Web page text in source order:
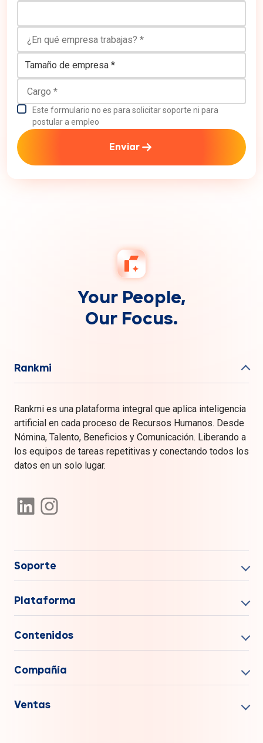
Este formulario no es para solicitar soporte ni para
postular a empleo
Enviar
Your People,
Our Focus.
Rankmi
Rankmi es una plataforma integral que aplica inteligencia
artificial en cada proceso de Recursos Humanos. Desde
Nómina, Talento, Beneficios y Comunicación. Liberando a
los equipos de tareas repetitivas y conectando todos los
datos en un solo lugar.
Soporte
Plataforma
Contenidos
Compañía
Ventas